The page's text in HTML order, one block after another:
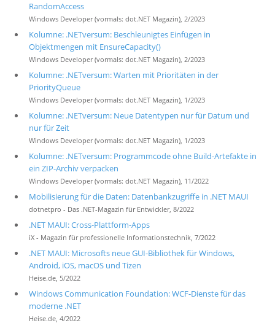
RandomAccess
Windows Developer (vormals: dot.NET Magazin), 2/2023
Kolumne: .NETversum: Beschleunigtes Einfügen in
Objektmengen mit EnsureCapacity()
Windows Developer (vormals: dot.NET Magazin), 2/2023
Kolumne: .NETversum: Warten mit Prioritäten in der
PriorityQueue
Windows Developer (vormals: dot.NET Magazin), 1/2023
Kolumne: .NETversum: Neue Datentypen nur für Datum und
nur für Zeit
Windows Developer (vormals: dot.NET Magazin), 1/2023
Kolumne: .NETversum: Programmcode ohne Build-Artefakte in
ein ZIP-Archiv verpacken
Windows Developer (vormals: dot.NET Magazin), 11/2022
Mobilisierung für die Daten: Datenbankzugriffe in .NET MAUI
dotnetpro - Das .NET-Magazin für Entwickler, 8/2022
.NET MAUI: Cross-Plattform-Apps
iX - Magazin für professionelle Informationstechnik, 7/2022
.NET MAUI: Microsofts neue GUI-Bibliothek für Windows,
Android, iOS, macOS und Tizen
Heise.de, 5/2022
Windows Communication Foundation: WCF-Dienste für das
moderne .NET
Heise.de, 4/2022